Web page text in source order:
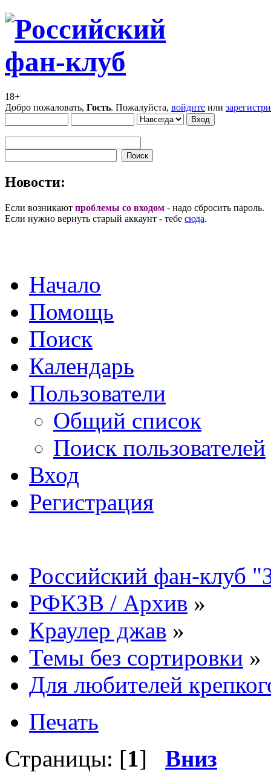
18+
Добро пожаловать, Гость. Пожалуйста, войдите или
Новости:
Если возникают проблемы со входом - надо сбросить пароль.
Если нужно вернуть старый аккаунт - тебе сюда.
Начало
Помощь
Поиск
Календарь
Пользователи
Общий список
Поиск пользователей
Вход
Регистрация
Российский фан-клуб
РФКЗВ / Архив »
Краулер джав »
Темы без сортировки »
Для любителей
Печать
Страницы: [1] Вниз